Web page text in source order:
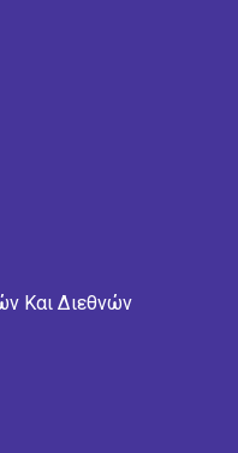
Και Διεθνών